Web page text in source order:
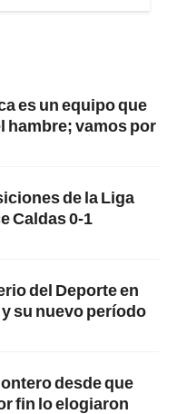
es un equipo que
hambre; vamos por
de la Liga
Caldas 0-1
del Deporte en
su nuevo período
desde que
fin lo elogiaron